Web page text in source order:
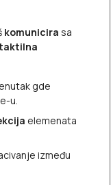
komunicira sa
gde
-u.
elemenata
između